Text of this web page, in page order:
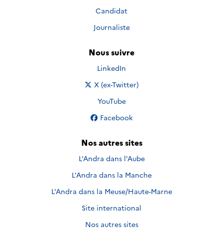
Candidat
Journaliste
Nous suivre
Nous suivre sur
LinkedIn
Nous suivre sur
X (ex-Twitter)
Nous suivre sur
YouTube
Nous suivre sur
Facebook
Nos autres sites
L'Andra dans l'Aube
L'Andra dans la Manche
L'Andra dans la Meuse/Haute-Marne
Site international
Nos autres sites